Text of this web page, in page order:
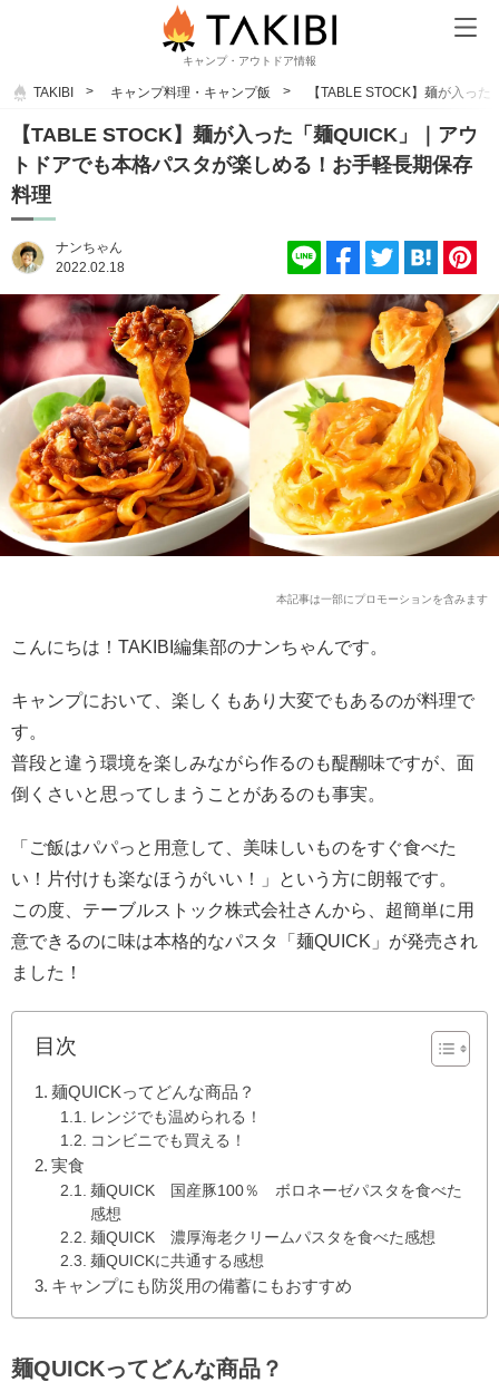
キャンプ・アウトドア情報
TAKIBI キャンプ料理・キャンプ飯 【TABLE STOCK】麺が入っ
【TABLE STOCK】麺が入った「麺QUICK」｜アウ
トドアでも本格パスタが楽しめる！お手軽長期保存
料理
ナンちゃん
2022.02.18
本記事は一部にプロモーションを含みます
こんにちは！TAKIBI編集部のナンちゃんです。
キャンプにおいて、楽しくもあり大変でもあるのが料理で
す。
普段と違う環境を楽しみながら作るのも醍醐味ですが、面
倒くさいと思ってしまうことがあるのも事実。
「ご飯はパパっと用意して、美味しいものをすぐ食べた
い！片付けも楽なほうがいい！」という方に朗報です。
この度、テーブルストック株式会社さんから、超簡単に用
意できるのに味は本格的なパスタ「麺QUICK」が発売され
ました！
目次
麺QUICKってどんな商品？
レンジでも温められる！
コンビニでも買える！
実食
麺QUICK 国産豚100％ ボロネーゼパスタを食べた
感想
麺QUICK 濃厚海老クリームパスタを食べた感想
麺QUICKに共通する感想
キャンプにも防災用の備蓄にもおすすめ
麺QUICKってどんな商品？